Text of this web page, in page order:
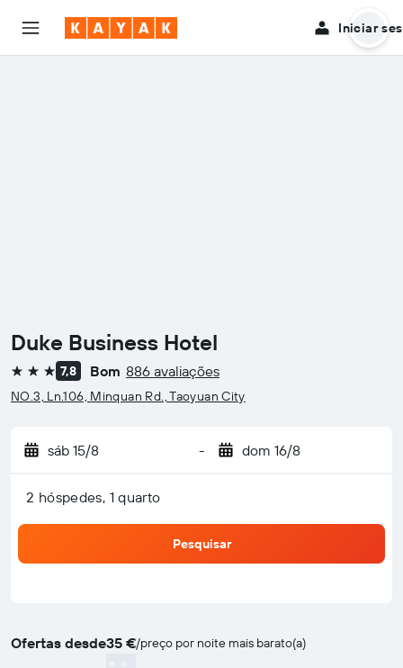
Iniciar
Duke Business Hotel
3 estrelas7,8 Bom 886 avaliações
NO.3, Ln.106, Minquan Rd., Taoyuan City
sáb 15/8 - dom 16/8
2 hóspedes, 1 quarto
Pesquisar
Ofertas desde35 €/preço por noite mais barato(a)